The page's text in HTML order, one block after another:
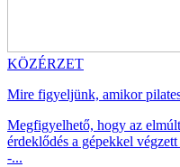
KÖZÉRZET
Mire figyeljünk, amikor
Megfigyelhető, hogy az
érdeklődés a gépekkel
-...